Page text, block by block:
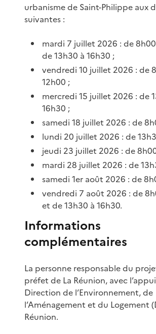
urbanisme de Saint-Philippe aux
suivantes :
mardi 7 juillet 2026 : de
de 13h30 à 16h30 ;
vendredi 10 juillet 2026 : de
12h00 ;
mercredi 15 juillet 2026 : de
16h30 ;
samedi 18 juillet 2026 : de
lundi 20 juillet 2026 : de
jeudi 23 juillet 2026 : de
mardi 28 juillet 2026 : de
samedi 1er août 2026 : de
vendredi 7 août 2026 : de
et de 13h30 à 16h30.
Informations
complémentaires
La personne responsable du
préfet de La Réunion, avec
Direction de l’Environnement, de
l’Aménagement et du Logement
Réunion.